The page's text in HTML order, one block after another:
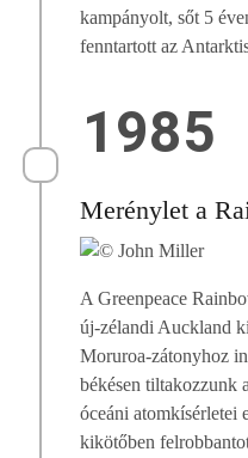
kampányolt, sőt 5
fenntartott az
1985
Merénylet a
A Greenpeace
új-zélandi Auckland
Moruroa-zátonyhoz
békésen tiltakozzunk
óceáni atomkísérletei
kikötőben